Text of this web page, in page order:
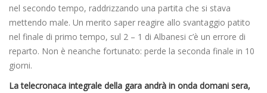
nel secondo tempo, raddrizzando una partita che si stava
mettendo male. Un merito saper reagire allo svantaggio patito
nel finale di primo tempo, sul 2 – 1 di Albanesi c’è un errore di
reparto. Non è neanche fortunato: perde la seconda finale in 10
giorni.
La telecronaca integrale della gara andrà in onda domani sera,